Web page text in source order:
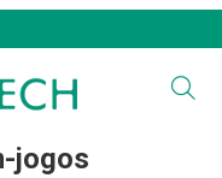
jogos